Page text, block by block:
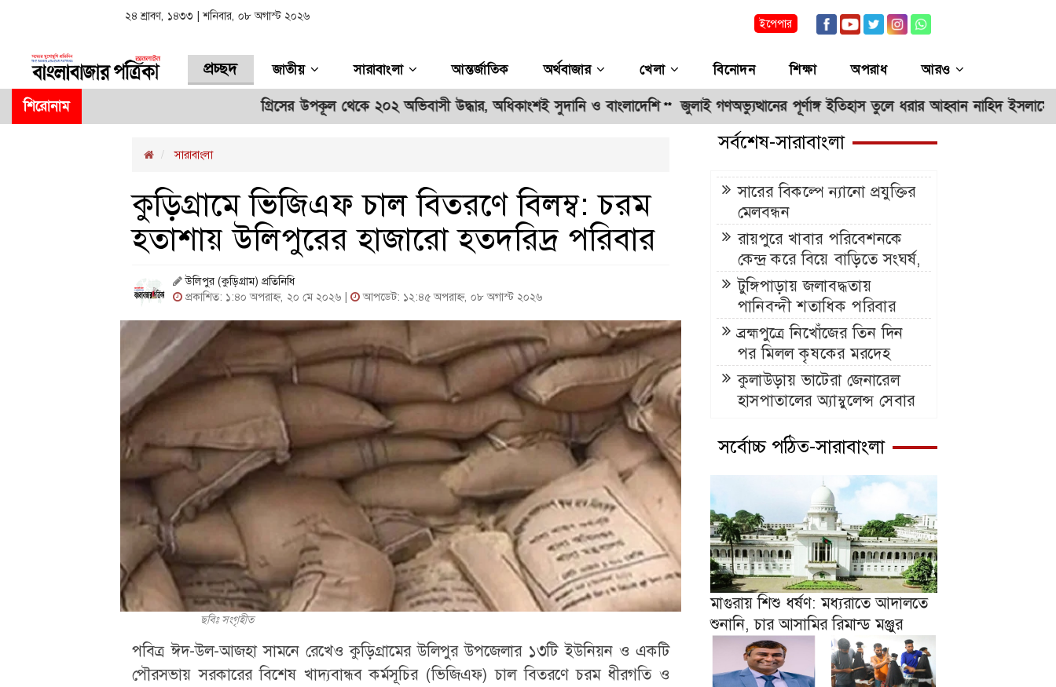
২৪ শ্রাবণ, ১৪৩৩ | শনিবার, ০৮ অগাস্ট ২০২৬
ইপেপার
প্রচ্ছদ জাতীয় সারাবাংলা আন্তর্জাতিক অর্থবাজার খেলা বিনোদন শিক্ষা অপরাধ আরও
শিরোনাম গ্রিসের উপকূল থেকে ২০২ অভিবাসী উদ্ধার, অধিকাংশই সুদানি ও বাংলাদেশি ** জুলাই গণঅভ্যুত্থানের পূর্ণাঙ্গ ইতিহাস তুলে ধরার আহ্বান নাহিদ ইসলামের **
সারাবাংলা
কুড়িগ্রামে ভিজিএফ চাল বিতরণে বিলম্ব: চরম
হতাশায় উলিপুরের হাজারো হতদরিদ্র পরিবার
উলিপুর (কুড়িগ্রাম) প্রতিনিধি
প্রকাশিত: ১:৪০ অপরাহ্ন, ২০ মে ২০২৬ |
আপডেট: ১২:৪৫ অপরাহ্ন, ০৮ অগাস্ট ২০২৬
ছবিঃ সংগৃহীত
পবিত্র ঈদ-উল-আজহা সামনে রেখেও কুড়িগ্রামের উলিপুর উপজেলার ১৩টি ইউনিয়ন ও একটি
পৌরসভায় সরকারের বিশেষ খাদ্যবান্ধব কর্মসূচির (ভিজিএফ) চাল বিতরণে চরম ধীরগতি ও
সর্বশেষ-সারাবাংলা
সারের বিকল্পে ন্যানো প্রযুক্তির
মেলবন্ধন
রায়পুরে খাবার পরিবেশনকে
কেন্দ্র করে বিয়ে বাড়িতে সংঘর্ষ,
আহত ১০
টুঙ্গিপাড়ায় জলাবদ্ধতায়
পানিবন্দী শতাধিক পরিবার
ব্রহ্মপুত্রে নিখোঁজের তিন দিন
পর মিলল কৃষকের মরদেহ
কুলাউড়ায় ভাটেরা জেনারেল
হাসপাতালের অ্যাম্বুলেন্স সেবার
সর্বোচ্চ পঠিত-সারাবাংলা
মাগুরায় শিশু ধর্ষণ: মধ্যরাতে আদালতে
শুনানি, চার আসামির রিমান্ড মঞ্জুর